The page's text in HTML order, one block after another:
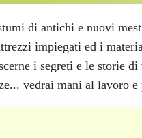
di antichi e nuovi
impiegati ed i
i segreti e le storie
vedrai mani al lavoro